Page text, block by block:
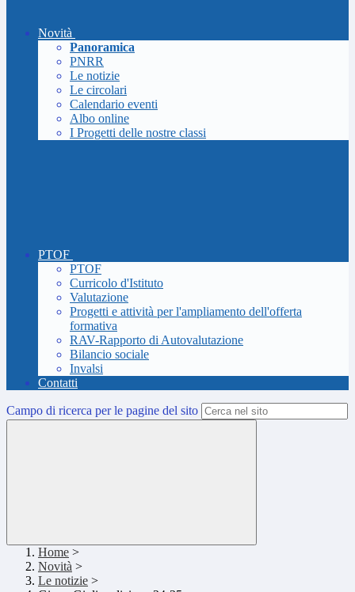
Novità
Panoramica
PNRR
Le notizie
Le circolari
Calendario eventi
Albo online
I Progetti delle nostre classi
PTOF
PTOF
Curricolo d'Istituto
Valutazione
Progetti e attività per l'ampliamento dell'offerta
formativa
RAV-Rapporto di Autovalutazione
Bilancio sociale
Invalsi
Contatti
Campo di ricerca per le pagine del sito
Home >
Novità >
Le notizie >